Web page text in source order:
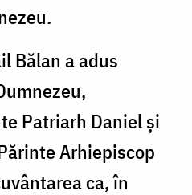
Bălan a adus
Patriarh Daniel și
Arhiepiscop
ca, în